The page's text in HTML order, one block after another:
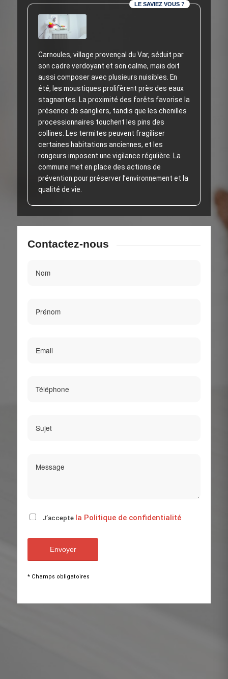
LE SAVIEZ VOUS ?
Carnoules, village provençal du Var, séduit par
son cadre verdoyant et son calme, mais doit
aussi composer avec plusieurs nuisibles. En
été, les moustiques prolifèrent près des eaux
stagnantes. La proximité des forêts favorise la
présence de sangliers, tandis que les chenilles
processionnaires touchent les pins des
collines. Les termites peuvent fragiliser
certaines habitations anciennes, et les
rongeurs imposent une vigilance régulière. La
commune met en place des actions de
prévention pour préserver l’environnement et la
qualité de vie.
Contactez-nous
J’accepte la Politique de confidentialité
* Champs obligatoires